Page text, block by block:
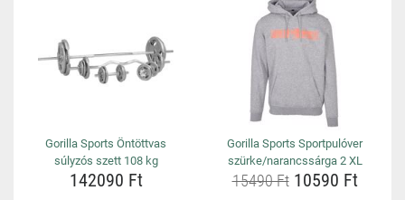
Gorilla Sports Öntöttvas
súlyzós szett 108 kg
142090 Ft
Gorilla Sports Sportpulóver
szürke/narancssárga 2 XL
15490 Ft10590 Ft